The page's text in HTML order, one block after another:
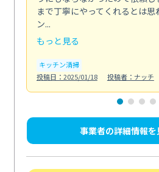
まで丁寧にやってくれるとは
ン...
もっと見る
キッチン清掃
投稿日：2025/01/18
投稿者：ナッチ
事業者の詳細情報を